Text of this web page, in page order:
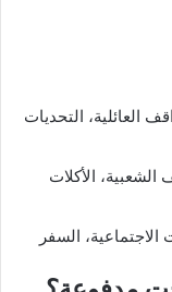
العائلية، التحديات
الشعبية، الأكلات
الاجتماعية، السفر